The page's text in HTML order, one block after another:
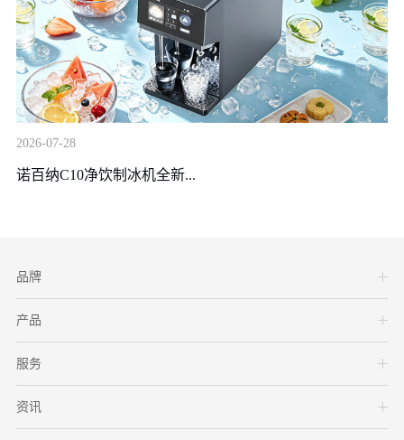
2026-07-28
诺百纳C10净饮制冰机全新...
品牌
产品
服务
资讯